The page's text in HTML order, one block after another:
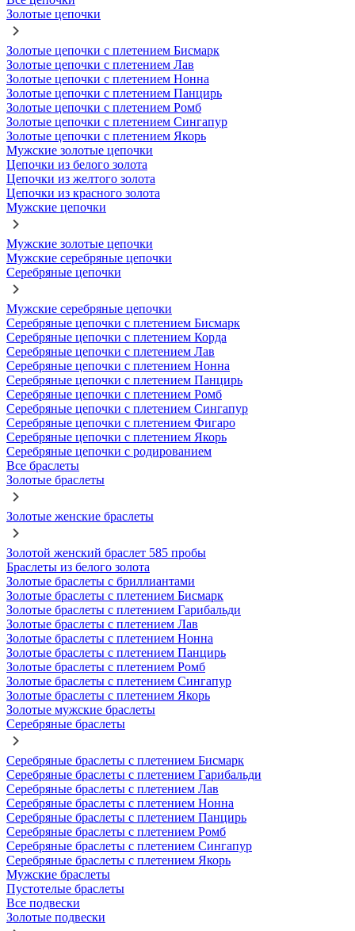
Золотые цепочки
Золотые цепочки с плетением Бисмарк
Золотые цепочки с плетением Лав
Золотые цепочки с плетением Нонна
Золотые цепочки с плетением Панцирь
Золотые цепочки с плетением Ромб
Золотые цепочки с плетением Сингапур
Золотые цепочки с плетением Якорь
Мужские золотые цепочки
Цепочки из белого золота
Цепочки из желтого золота
Цепочки из красного золота
Мужские цепочки
Мужские золотые цепочки
Мужские серебряные цепочки
Серебряные цепочки
Мужские серебряные цепочки
Серебряные цепочки с плетением Бисмарк
Серебряные цепочки с плетением Корда
Серебряные цепочки с плетением Лав
Серебряные цепочки с плетением Нонна
Серебряные цепочки с плетением Панцирь
Серебряные цепочки с плетением Ромб
Серебряные цепочки с плетением Сингапур
Серебряные цепочки с плетением Фигаро
Серебряные цепочки с плетением Якорь
Серебряные цепочки с родированием
Все браслеты
Золотые браслеты
Золотые женские браслеты
Золотой женский браслет 585 пробы
Браслеты из белого золота
Золотые браслеты с бриллиантами
Золотые браслеты с плетением Бисмарк
Золотые браслеты с плетением Гарибальди
Золотые браслеты с плетением Лав
Золотые браслеты с плетением Нонна
Золотые браслеты с плетением Панцирь
Золотые браслеты с плетением Ромб
Золотые браслеты с плетением Сингапур
Золотые браслеты с плетением Якорь
Золотые мужские браслеты
Серебряные браслеты
Серебряные браслеты с плетением Бисмарк
Серебряные браслеты с плетением Гарибальди
Серебряные браслеты с плетением Лав
Серебряные браслеты с плетением Нонна
Серебряные браслеты с плетением Панцирь
Серебряные браслеты с плетением Ромб
Серебряные браслеты с плетением Сингапур
Серебряные браслеты с плетением Якорь
Мужские браслеты
Пустотелые браслеты
Все подвески
Золотые подвески